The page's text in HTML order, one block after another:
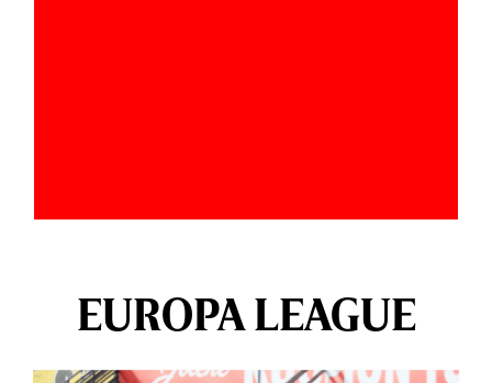
EUROPA LEAGUE